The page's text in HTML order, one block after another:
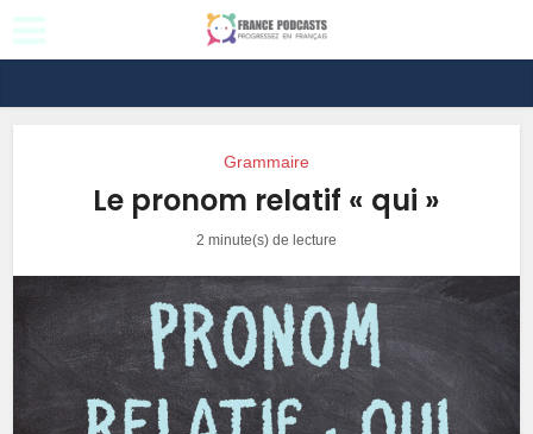
Grammaire
Le pronom relatif « qui »
2 minute(s) de lecture